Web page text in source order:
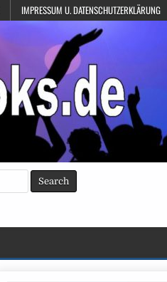
IMPRESSUM U. DATENSCHUTZERKLÄRUNG